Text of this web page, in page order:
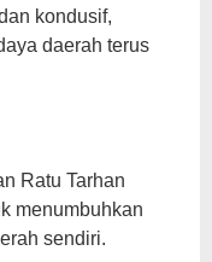
kondusif,
daerah terus
Ratu Tarhan
menumbuhkan
sendiri.